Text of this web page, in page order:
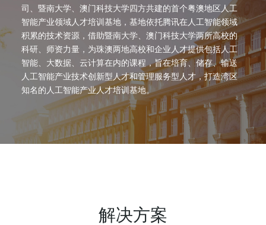
基础教育
腾讯青少年人工智能教育解决方案
腾讯教育数字基座解决方案
高等教育
合作伙伴
教学类
拓课云互动课堂 绚星云学习平台
考试星智能化考试平台
客户案例
教育智库
司、暨南大学、澳门科技大学四方共建的首个粤澳地区人工
智能产业领域人才培训基地，基地依托腾讯在人工智能领域
积累的技术资源，借助暨南大学、澳门科技大学两所高校的
科研、师资力量，为珠澳两地高校和企业人才提供包括人工
智能、大数据、云计算在内的课程，旨在培育、储存、输送
人工智能产业技术创新型人才和管理服务型人才，打造湾区
知名的人工智能产业人才培训基地。
解决方案